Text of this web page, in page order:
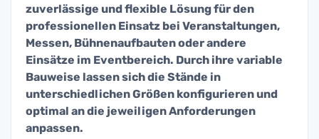
zuverlässige und flexible Lösung für den
professionellen Einsatz bei Veranstaltungen,
Messen, Bühnenaufbauten oder andere
Einsätze im Eventbereich. Durch ihre variable
Bauweise lassen sich die Stände in
unterschiedlichen Größen konfigurieren und
optimal an die jeweiligen Anforderungen
anpassen.